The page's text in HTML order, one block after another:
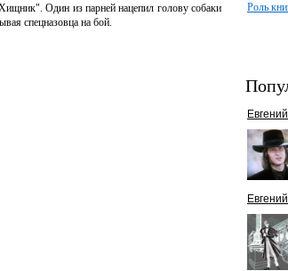
Один из парней нацепил голову собаки
спецназовца на бой.
Роль